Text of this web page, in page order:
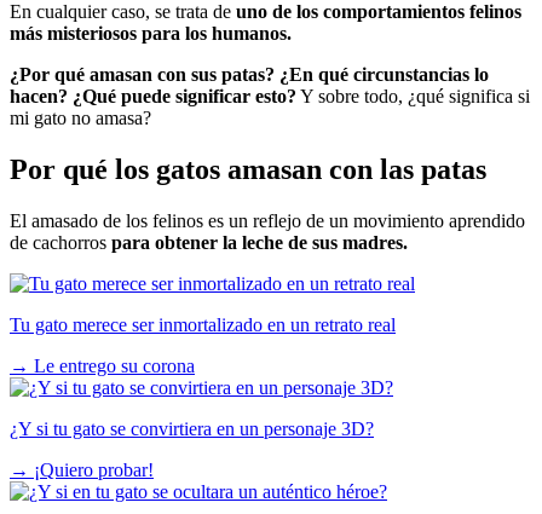
En cualquier caso, se trata de uno de los comportamientos felinos
más misteriosos para los humanos.
¿Por qué amasan con sus patas? ¿En qué circunstancias lo
hacen? ¿Qué puede significar esto? Y sobre todo, ¿qué significa si
mi gato no amasa?
Por qué los gatos amasan con las patas
El amasado de los felinos es un reflejo de un movimiento aprendido
de cachorros para obtener la leche de sus madres.
Tu gato merece ser inmortalizado en un retrato real
→ Le entrego su corona
¿Y si tu gato se convirtiera en un personaje 3D?
→ ¡Quiero probar!